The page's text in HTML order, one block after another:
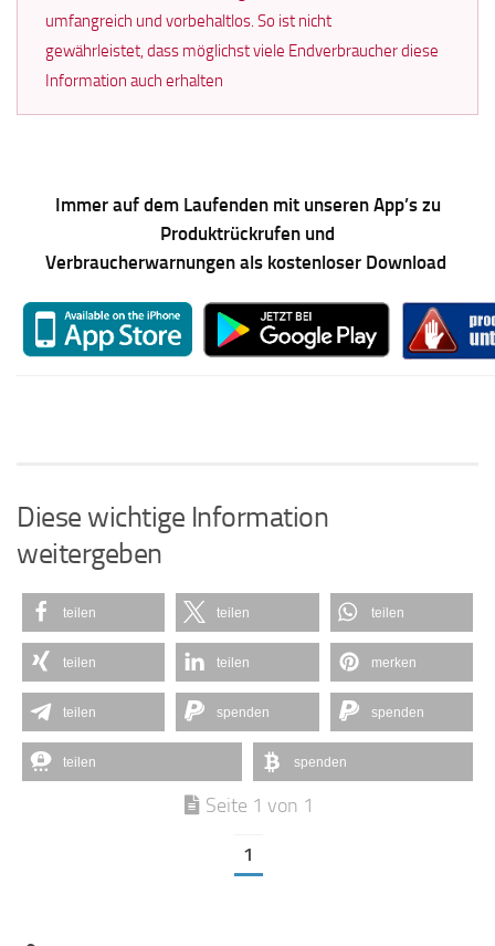
umfangreich und vorbehaltlos. So ist nicht
gewährleistet, dass möglichst viele Endverbraucher diese
Information auch erhalten
Immer auf dem Laufenden mit unseren App’s zu
Produktrückrufen und
Verbraucherwarnungen als kostenloser Download
Diese wichtige Information
weitergeben
teilen teilen teilen
teilen teilen merken
teilen spenden spenden
teilen spenden
Seite 1 von 1
1